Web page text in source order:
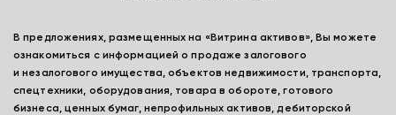
В предложениях, размещенных на «Витрина активов», Вы можете
ознакомиться с информацией о продаже залогового
и незалогового имущества, объектов недвижимости, транспорта,
спецтехники, оборудования, товара в обороте, готового
бизнеса, ценных бумаг, непрофильных активов, дебиторской